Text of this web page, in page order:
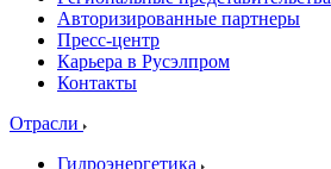
Авторизированные партнеры
Пресс-центр
Карьера в Русэлпром
Контакты
Отрасли
Гидроэнергетика